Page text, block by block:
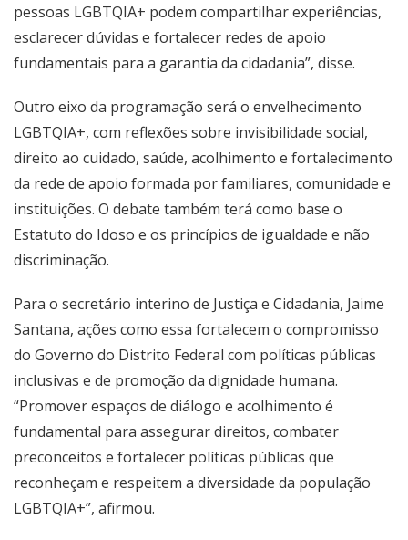
pessoas LGBTQIA+ podem compartilhar experiências,
esclarecer dúvidas e fortalecer redes de apoio
fundamentais para a garantia da cidadania”, disse.
Outro eixo da programação será o envelhecimento
LGBTQIA+, com reflexões sobre invisibilidade social,
direito ao cuidado, saúde, acolhimento e fortalecimento
da rede de apoio formada por familiares, comunidade e
instituições. O debate também terá como base o
Estatuto do Idoso e os princípios de igualdade e não
discriminação.
Para o secretário interino de Justiça e Cidadania, Jaime
Santana, ações como essa fortalecem o compromisso
do Governo do Distrito Federal com políticas públicas
inclusivas e de promoção da dignidade humana.
“Promover espaços de diálogo e acolhimento é
fundamental para assegurar direitos, combater
preconceitos e fortalecer políticas públicas que
reconheçam e respeitem a diversidade da população
LGBTQIA+”, afirmou.